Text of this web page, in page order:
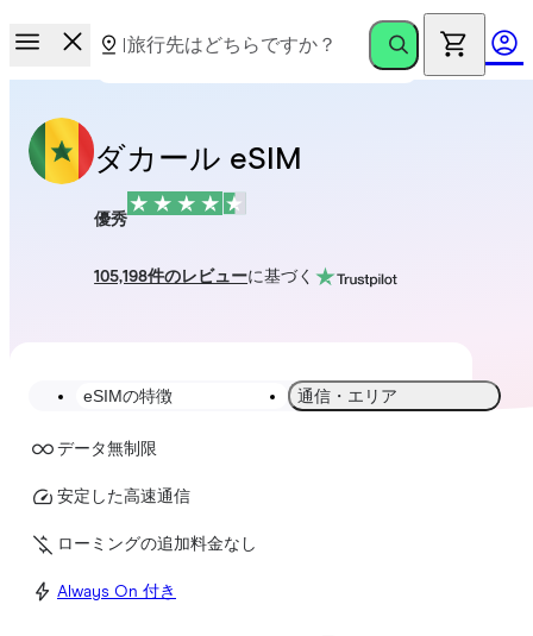
ダカール eSIM
優秀
105,198件のレビューに基づく
eSIMの特徴 通信・エリア
データ無制限
安定した高速通信
ローミングの追加料金なし
Always On 付き